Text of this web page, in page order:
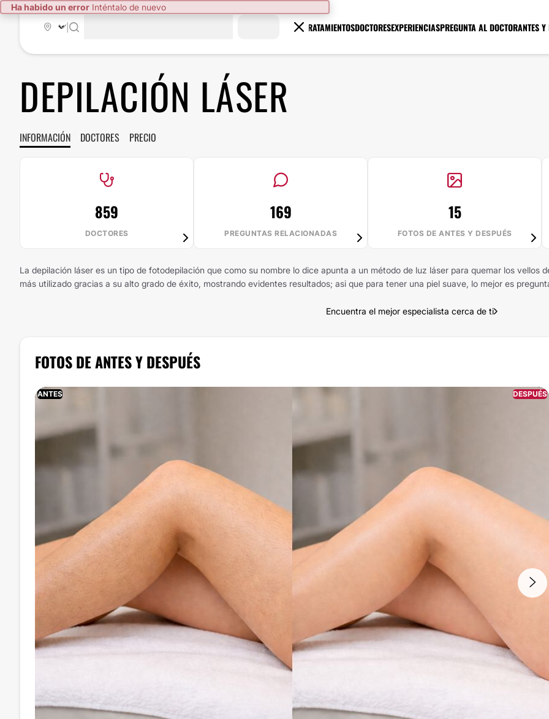
Ha habido un error Inténtalo de nuevo
TRATAMIENTOSDOCTORESEXPERIENCIASPREGUNTA AL DOCTORANTES Y
DEPILACIÓN LÁSER
INFORMACIÓN DOCTORES PRECIO
859
DOCTORES
169
PREGUNTAS RELACIONADAS
15
FOTOS DE ANTES Y DESPUÉS
La depilación láser es un tipo de fotodepilación que como su nombre lo dice apunta a un método de luz láser para quemar los vellos
más utilizado gracias a su alto grado de éxito, mostrando evidentes resultados; asi que para tener una piel suave, lo mejor es
Encuentra el mejor especialista cerca de ti
FOTOS DE ANTES Y DESPUÉS
ANTES DESPUÉS